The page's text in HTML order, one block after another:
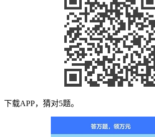
下载APP，猜对5题。